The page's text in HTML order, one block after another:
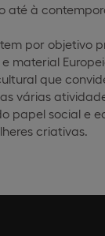
à
por objetivo
que
várias
papel social e
criativas.